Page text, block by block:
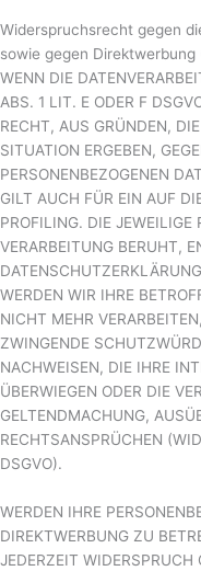
Widerspruchsrecht gegen
sowie gegen Direktwerbung
WENN DIE
ABS. 1 LIT. E ODER F
RECHT, AUS GRÜNDEN,
SITUATION ERGEBEN,
PERSONENBEZOGENEN
GILT AUCH FÜR EIN AUF
PROFILING. DIE JEWEILIGE
VERARBEITUNG BERUHT,
WERDEN WIR IHRE
NICHT MEHR
ZWINGENDE
NACHWEISEN, DIE IHRE
ÜBERWIEGEN ODER DIE
GELTENDMACHUNG,
RECHTSANSPRÜCHEN
DSGVO).
WERDEN IHRE
DIREKTWERBUNG ZU
JEDERZEIT WIDERSPRUCH